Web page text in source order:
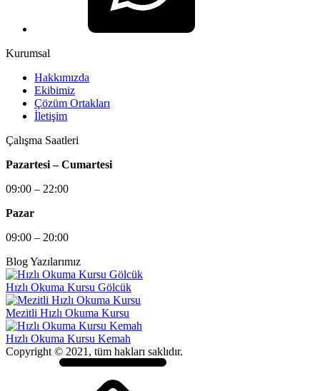
Kurumsal
Hakkımızda
Ekibimiz
Çözüm Ortakları
İletişim
Çalışma Saatleri
Pazartesi – Cumartesi
09:00 – 22:00
Pazar
09:00 – 20:00
Blog Yazılarımız
Hızlı Okuma Kursu Gölcük
Mezitli Hızlı Okuma Kursu
Hızlı Okuma Kursu Kemah
Copyright © 2021, tüm hakları saklıdır.